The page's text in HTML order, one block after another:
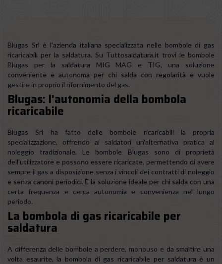
Blugas Srl è l'azienda italiana specializzata nelle bombole di gas
ricaricabili per la saldatura. Su Tuttosaldatura.it trovi le bombole
Blugas per la saldatura MIG MAG e TIG, una soluzione
conveniente e autonoma per chi salda con regolarità e vuole
gestire in proprio il rifornimento del gas.
Blugas: l'autonomia della bombola
ricaricabile
Blugas Srl ha fatto delle bombole ricaricabili la propria
specializzazione, offrendo ai saldatori un'alternativa pratica al
noleggio tradizionale. Le bombole Blugas sono di proprietà
dell'utilizzatore e possono essere ricaricate, permettendo di avere
sempre il gas a disposizione senza i vincoli dei contratti di noleggio
e senza canoni periodici. È la soluzione ideale per chi salda con una
certa frequenza e cerca autonomia e convenienza nel lungo
periodo.
La bombola di gas ricaricabile per
saldatura
A differenza delle bombole a perdere, monouso e da smaltire una
volta esaurite, la bombola di gas ricaricabile per saldatura è un